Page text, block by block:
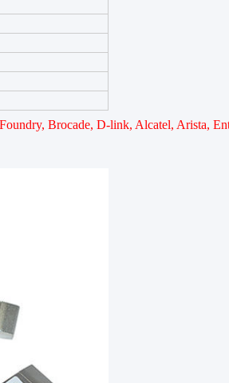
Brocade, D-link, Alcatel, Arista,